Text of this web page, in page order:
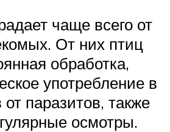
чаще всего от
От них птиц
обработка,
употребление в
паразитов, также
осмотры.